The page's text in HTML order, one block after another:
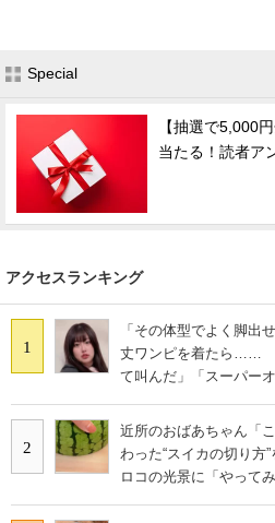
Special
【抽選で5,000
当たる！読者ア
アクセスランキング
1
「その体型でよく脚出
丈ワンピを着たら……
て叫んだ」「スーパーオ
2
近所のおばあちゃん「
わった“スイカの切り
ロコの光景に「やってみ